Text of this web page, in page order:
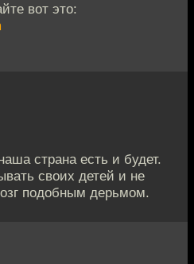
вот это:
страна есть и будет.
своих детей и не
подобным дерьмом.